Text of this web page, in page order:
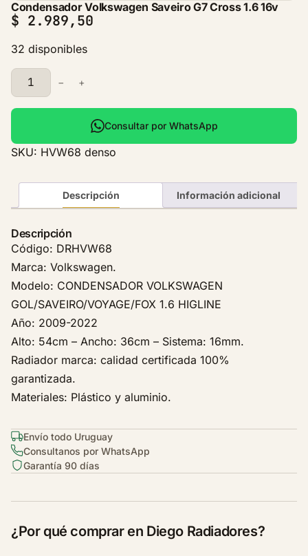
Condensador Volkswagen Saveiro G7 Cross 1.6 16v
$ 2.989,50
32 disponibles
C
o
n
e
n
d
r
V
o
l
k
s
w
a
g
e
a
v
e
r
G
− +
Consultar por WhatsApp
SKU: HVW68 denso
Descripción Información adicional
Descripción
Código: DRHVW68
Marca: Volkswagen.
Modelo: CONDENSADOR VOLKSWAGEN
GOL/SAVEIRO/VOYAGE/FOX 1.6 HIGLINE
Año: 2009-2022
Alto: 54cm – Ancho: 36cm – Sistema: 16mm.
Radiador marca: calidad certificada 100%
garantizada.
Materiales: Plástico y aluminio.
Envío todo Uruguay
Consultanos por WhatsApp
Garantía 90 días
¿Por qué comprar en Diego Radiadores?